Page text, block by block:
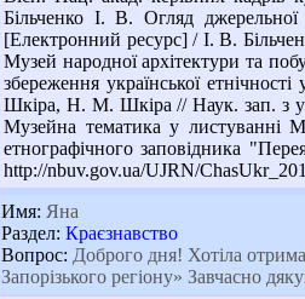
Більченко І. В. Огляд
[Електронний ресурс] / І. В.
Музей народної архітектури та
збереження української
Шкіра, Н. М. Шкіра // Наук. зап. з
Музейна тематика у листуванні
етнографічного заповідника
http://nbuv.gov.ua/UJRN/
Имя: Яна
Раздел: Краєзнавство
Вопрос: Доброго дня! Хотіла
Запорізького регіону» Завчасно